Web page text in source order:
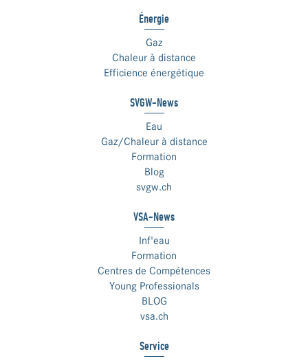
Énergie
Gaz
Chaleur à distance
Efficience énergétique
SVGW-News
Eau
Gaz/Chaleur à distance
Formation
Blog
svgw.ch
VSA-News
Inf'eau
Formation
Centres de Compétences
Young Professionals
BLOG
vsa.ch
Service